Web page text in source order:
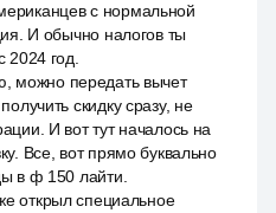
с нормальной
И обычно налогов ты
год.
можно передать вычет
скидку сразу, не
И вот тут началось на
Все, вот прямо буквально
в ф 150 лайти.
открыл специальное